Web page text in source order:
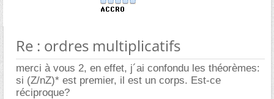
Re : ordres multiplicatifs
merci à vous 2, en effet, j´ai confondu les théorèmes:
si (Z/nZ)* est premier, il est un corps. Est-ce
réciproque?